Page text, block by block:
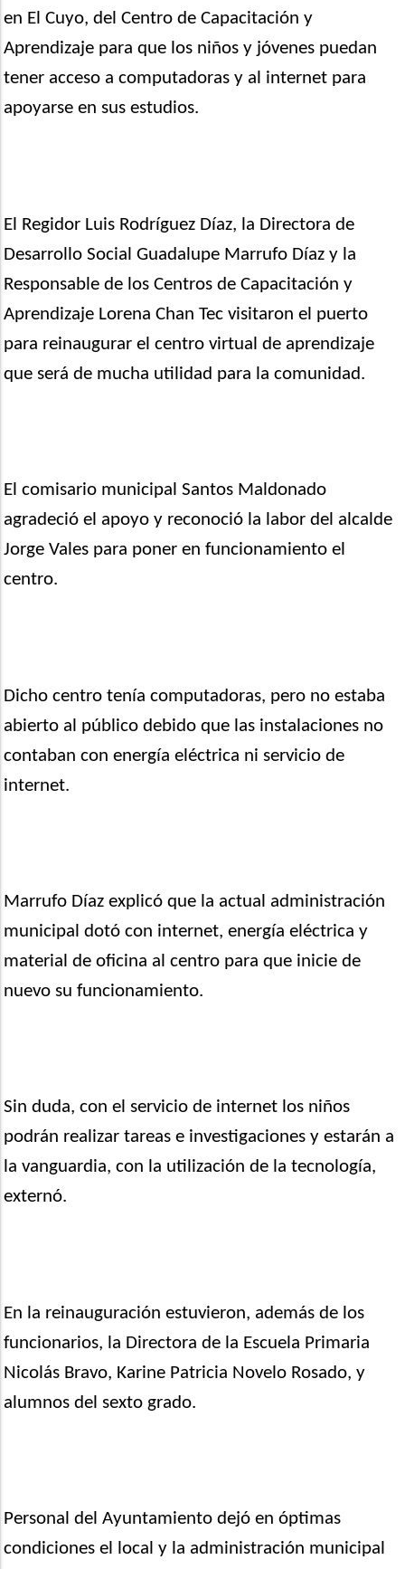
en El Cuyo, del Centro de Capacitación y
Aprendizaje para que los niños y jóvenes puedan
tener acceso a computadoras y al internet para
apoyarse en sus estudios.
El Regidor Luis Rodríguez Díaz, la Directora de
Desarrollo Social Guadalupe Marrufo Díaz y la
Responsable de los Centros de Capacitación y
Aprendizaje Lorena Chan Tec visitaron el puerto
para reinaugurar el centro virtual de aprendizaje
que será de mucha utilidad para la comunidad.
El comisario municipal Santos Maldonado
agradeció el apoyo y reconoció la labor del alcalde
Jorge Vales para poner en funcionamiento el
centro.
Dicho centro tenía computadoras, pero no estaba
abierto al público debido que las instalaciones no
contaban con energía eléctrica ni servicio de
internet.
Marrufo Díaz explicó que la actual administración
municipal dotó con internet, energía eléctrica y
material de oficina al centro para que inicie de
nuevo su funcionamiento.
Sin duda, con el servicio de internet los niños
podrán realizar tareas e investigaciones y estarán a
la vanguardia, con la utilización de la tecnología,
externó.
En la reinauguración estuvieron, además de los
funcionarios, la Directora de la Escuela Primaria
Nicolás Bravo, Karine Patricia Novelo Rosado, y
alumnos del sexto grado.
Personal del Ayuntamiento dejó en óptimas
condiciones el local y la administración municipal